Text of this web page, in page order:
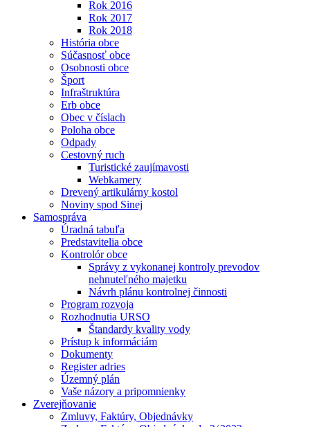
Rok 2016
Rok 2017
Rok 2018
História obce
Súčasnosť obce
Osobnosti obce
Šport
Infraštruktúra
Erb obce
Obec v číslach
Poloha obce
Odpady
Cestovný ruch
Turistické zaujímavosti
Webkamery
Drevený artikulárny kostol
Noviny spod Sinej
Samospráva
Úradná tabuľa
Predstavitelia obce
Kontrolór obce
Správy z vykonanej kontroly prevodov
nehnuteľného majetku
Návrh plánu kontrolnej činnosti
Program rozvoja
Rozhodnutia URSO
Štandardy kvality vody
Prístup k informáciám
Dokumenty
Register adries
Územný plán
Vaše názory a pripomnienky
Zverejňovanie
Zmluvy, Faktúry, Objednávky